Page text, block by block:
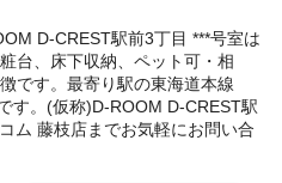
D-CREST駅前3丁目 ***号室は
台、床下収納、ペット可・相
です。最寄り駅の東海道本線
す。(仮称)D-ROOM D-CREST駅
ム 藤枝店までお気軽にお問い合